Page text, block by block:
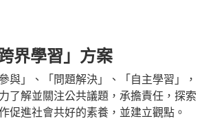
跨界學習」方案
與」、「問題解決」、「自主學習」，
了解並關注公共議題，承擔責任，探索
促進社會共好的素養，並建立觀點。